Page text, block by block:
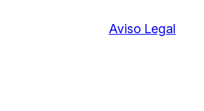
Aviso Legal